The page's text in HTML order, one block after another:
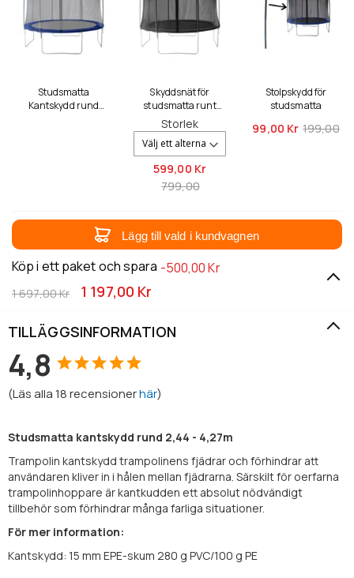
Studsmatta
Kantskydd rund
Skyddsnät för
studsmatta runt
2,44 - 4,27m
Storlek
599,00 Kr
799,00
Stolpskydd för
studsmatta
99,00 Kr 199,00
Lägg till vald i kundvagnen
Köp i ett paket och spara -500,00 Kr
1 197,00 Kr
1 697,00 Kr
TILLÄGGSINFORMATION
4,8
(Läs alla18recensionerhär)
Studsmatta kantskydd rund 2,44 - 4,27m
Trampolin kantskydd trampolinens fjädrar och förhindrar att
användaren kliver in i hålen mellan fjädrarna. Särskilt för oerfarna
trampolinhoppare är kantkudden ett absolut nödvändigt
tillbehör som förhindrar många farliga situationer.
För mer information:
Kantskydd: 15 mm EPE-skum 280 g PVC/100 g PE